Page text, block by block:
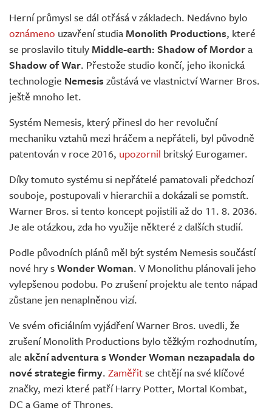
Živě
Herní průmysl se dál otřásá v základech. Nedávno bylo
oznámeno uzavření studia Monolith Productions, které
se proslavilo tituly Middle-earth: Shadow of Mordora
Shadow of War. Přestože studio končí, jeho ikonická
technologie Nemesis zůstává ve vlastnictví Warner Bros.
ještě mnoho let.
Systém Nemesis, který přinesl do her revoluční
mechaniku vztahů mezi hráčem a nepřáteli, byl původně
patentován v roce 2016, upozornil britský Eurogamer.
Díky tomuto systému si nepřátelé pamatovali předchozí
souboje, postupovali v hierarchii a dokázali se pomstít.
Warner Bros. si tento koncept pojistili až do 11. 8. 2036.
Je ale otázkou, zda ho využije některé z dalších studií.
Podle původních plánů měl být systém Nemesis součástí
nové hry sWonder Woman. V Monolithu plánovali jeho
vylepšenou podobu. Po zrušení projektu ale tento nápad
zůstane jen nenaplněnou vizí.
Ve svém oficiálním vyjádření Warner Bros. uvedli, že
zrušení Monolith Productions bylo těžkým rozhodnutím,
ale akční adventura s Wonder Woman nezapadala do
nové strategie firmy. Zaměřitse chtějí na své klíčové
značky, mezi které patří Harry Potter, Mortal Kombat,
DC a Game of Thrones.